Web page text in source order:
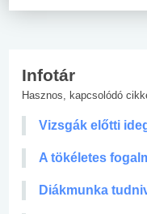
Infotár
Hasznos, kapcsolódó
Vizsgák előtti
A tökéletes
Diákmunka